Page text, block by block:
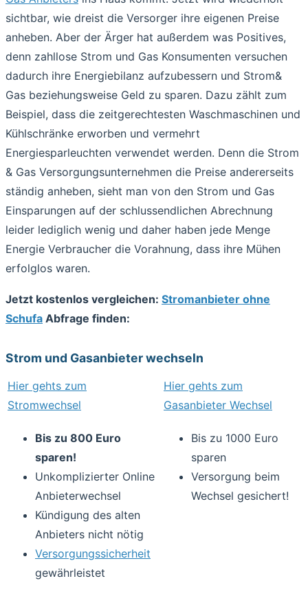
sichtbar, wie dreist die Versorger ihre eigenen Preise
anheben. Aber der Ärger hat außerdem was Positives,
denn zahllose Strom und Gas Konsumenten versuchen
dadurch ihre Energiebilanz aufzubessern und Strom&
Gas beziehungsweise Geld zu sparen. Dazu zählt zum
Beispiel, dass die zeitgerechtesten Waschmaschinen und
Kühlschränke erworben und vermehrt
Energiesparleuchten verwendet werden. Denn die Strom
& Gas Versorgungsunternehmen die Preise andererseits
ständig anheben, sieht man von den Strom und Gas
Einsparungen auf der schlussendlichen Abrechnung
leider lediglich wenig und daher haben jede Menge
Energie Verbraucher die Vorahnung, dass ihre Mühen
erfolglos waren.
Jetzt kostenlos vergleichen: Stromanbieter ohne
Schufa Abfrage finden:
Strom und Gasanbieter wechseln
Hier gehts zum
Stromwechsel
Hier gehts zum
Gasanbieter Wechsel
Bis zu 800 Euro
sparen!
Unkomplizierter Online
Anbieterwechsel
Kündigung des alten
Anbieters nicht nötig
Versorgungssicherheit
gewährleistet
Bis zu 1000 Euro
sparen
Versorgung beim
Wechsel gesichert!